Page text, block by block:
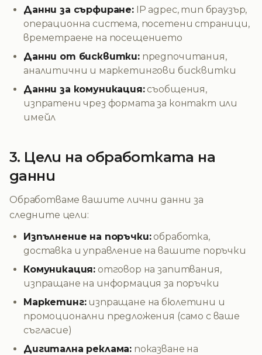
Данни за сърфиране:IP адрес, тип браузър,
операционна система, посетени страници,
времетраене на посещението
Данни от бисквитки:предпочитания,
аналитични и маркетингови бисквитки
Данни за комуникация:съобщения,
изпратени чрез формата за контакт или
имейл
3. Цели на обработката на
данни
Обработваме вашите лични данни за
следните цели:
Изпълнение на поръчки:обработка,
доставка и управление на вашите поръчки
Комуникация: отговор на запитвания,
изпращане на информация за поръчки
Маркетинг:изпращане на бюлетини и
промоционални предложения (само с ваше
съгласие)
Дигитална реклама: показване на